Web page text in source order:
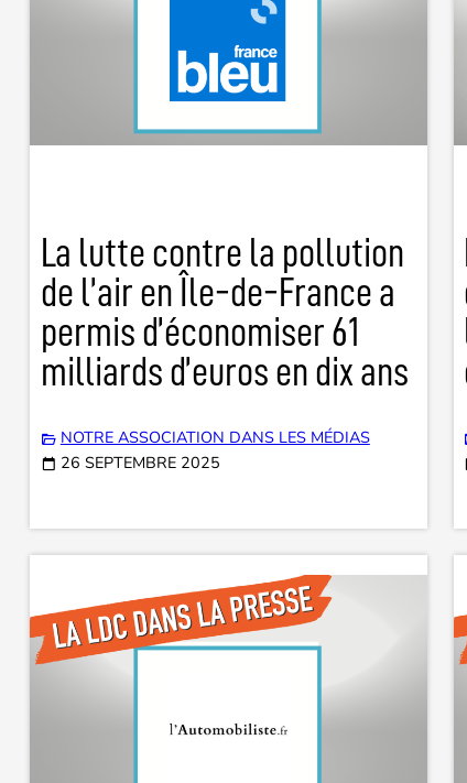
La lutte contre la pollution
de l’air en Île-de-France a
permis d’économiser 61
milliards d’euros en dix ans
NOTRE ASSOCIATION DANS LES MÉDIAS
26 SEPTEMBRE 2025